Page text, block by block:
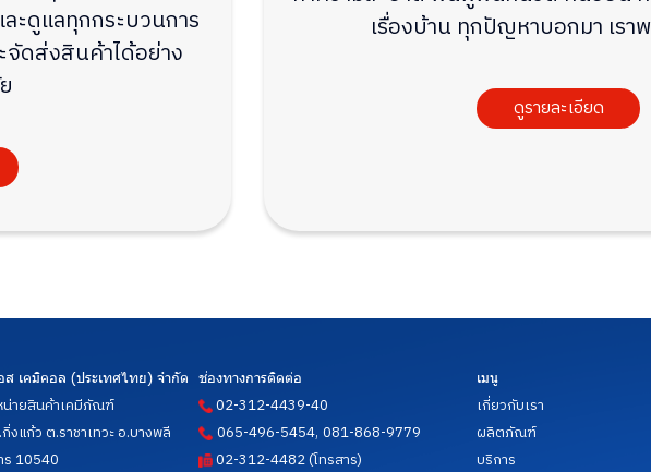
ะดูแลทุกกระบวนการ
ดส่งสินค้าได้อย่าง
เรื่องบ้าน ทุกปัญหาบอกมา เรา
ดูรายละเอียด
ส เคมิคอล (ประเทศไทย) จำกัด
ายสินค้าเคมีภัณฑ์
งแก้ว ต.ราชาเทวะ อ.บางพลี
ร 10540
ช่องทางการติดต่อ
02-312-4439-40
065-496-5454, 081-868-9779
02-312-4482 (โทรสาร)
เมนู
เกี่ยวกับเรา
ผลิตภัณฑ์
บริการ